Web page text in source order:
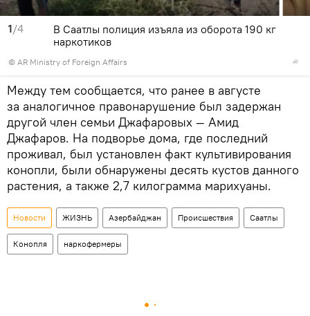
1/4
© AR Ministry of Foreign Affairs
В Саатлы полиция изъяла из оборота 190 кг
наркотиков
Между тем сообщается, что ранее в августе
за аналогичное правонарушение был задержан
другой член семьи Джафаровых — Амид
Джафаров. На подворье дома, где последний
проживал, был установлен факт культивирования
конопли, были обнаружены десять кустов данного
растения, а также 2,7 килограмма марихуаны.
Новости ЖИЗНЬ Азербайджан Происшествия Саатлы
Конопля наркофермеры